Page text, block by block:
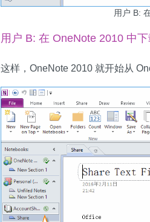
用户 B:
用户 B: 在 OneNote 2010 中
这样，OneNote 2010 就开始从